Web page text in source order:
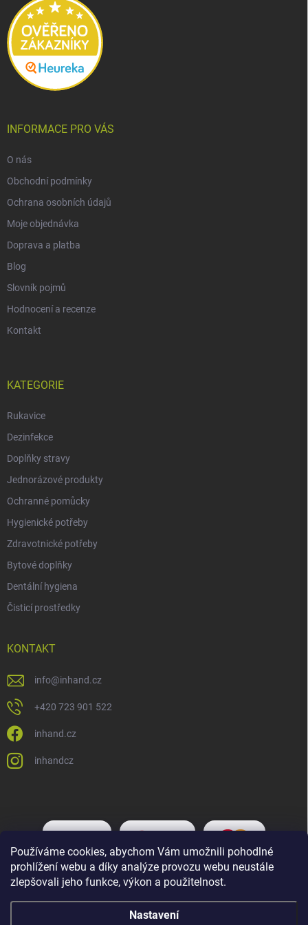
Používáme cookies, abychom Vám umožnili pohodlné
prohlížení webu a díky analýze provozu webu neustále
zlepšovali jeho funkce, výkon a použitelnost.
Nastavení
INFORMACE PRO VÁS
O nás
Obchodní podmínky
Ochrana osobních údajů
Moje objednávka
Doprava a platba
Blog
Slovník pojmů
Hodnocení a recenze
Kontakt
KATEGORIE
Rukavice
Dezinfekce
Doplňky stravy
Jednorázové produkty
Ochranné pomůcky
Hygienické potřeby
Zdravotnické potřeby
Bytové doplňky
Dentální hygiena
Čisticí prostředky
KONTAKT
info@inhand.cz
+420 723 901 522
inhand.cz
inhandcz